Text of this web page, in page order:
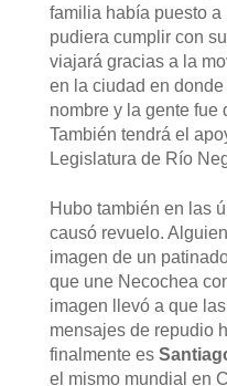
familia había puesto
pudiera cumplir con
viajará gracias a la
en la ciudad en
nombre y la gente fue
También tendrá el
Legislatura de Río
Hubo también en las
causó revuelo.
imagen de un
que une Necochea
imagen llevó a que
mensajes de repudio
finalmente es
el mismo mundial en